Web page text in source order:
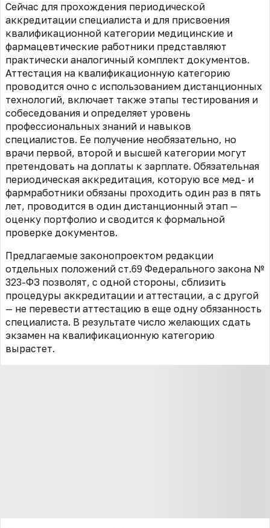
Сейчас для прохождения периодической
аккредитации специалиста и для присвоения
квалификационной категории медицинские и
фармацевтические работники представляют
практически аналогичный комплект документов.
Аттестация на квалификационную категорию
проводится очно с использованием дистанционных
технологий, включает также этапы тестирования и
собеседования и определяет уровень
профессиональных знаний и навыков
специалистов. Ее получение необязательно, но
врачи первой, второй и высшей категории могут
претендовать на доплаты к зарплате. Обязательная
периодическая аккредитация, которую все мед- и
фармработники обязаны проходить один раз в пять
лет, проводится в один дистанционный этап —
оценку портфолио и сводится к формальной
проверке документов.
Предлагаемые законопроектом редакции
отдельных положений ст.69 Федерального закона №
323-ФЗ позволят, с одной стороны, сблизить
процедуры аккредитации и аттестации, а с другой
— не перевести аттестацию в еще одну обязанность
специалиста. В результате число желающих сдать
экзамен на квалификационную категорию
вырастет.